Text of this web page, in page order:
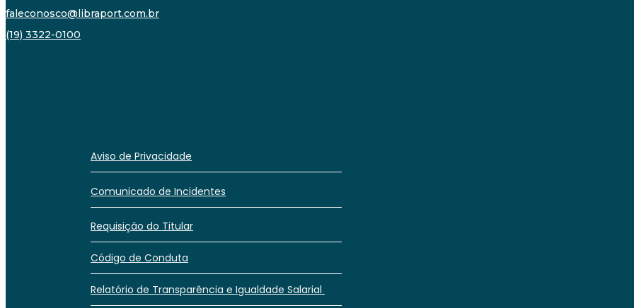
faleconosco@libraport.com.br
(19) 3322-0100
Aviso de Privacidade
Comunicado de Incidentes
Requisição do Titular
Código de Conduta
Relatório de Transparência e Igualdade Salarial